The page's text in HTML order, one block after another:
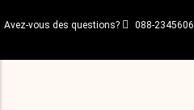
au
principal
Avez-vous des questions? 088-2345606